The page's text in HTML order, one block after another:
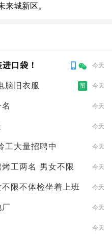
城新区。
口袋！ 今天
脑旧衣服 图 今天
今天
今天
工大量招聘中 今天
工两名 男女不限 今天
限不体检坐着上班 今天
今天
今天